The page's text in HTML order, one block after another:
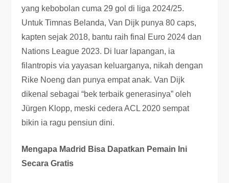
yang kebobolan cuma 29 gol di liga 2024/25.
Untuk Timnas Belanda, Van Dijk punya 80 caps,
kapten sejak 2018, bantu raih final Euro 2024 dan
Nations League 2023. Di luar lapangan, ia
filantropis via yayasan keluarganya, nikah dengan
Rike Noeng dan punya empat anak. Van Dijk
dikenal sebagai “bek terbaik generasinya” oleh
Jürgen Klopp, meski cedera ACL 2020 sempat
bikin ia ragu pensiun dini.
Mengapa Madrid Bisa Dapatkan Pemain Ini
Secara Gratis